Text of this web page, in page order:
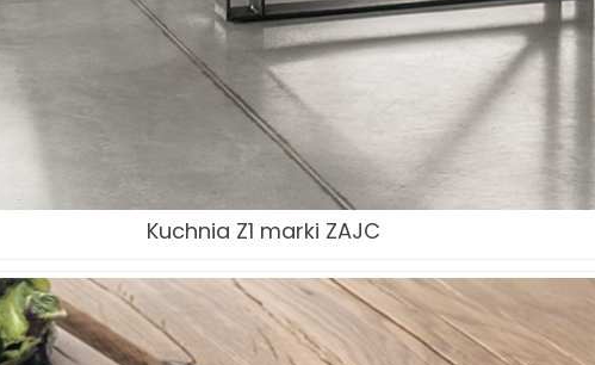
Kuchnia Z1 marki ZAJC